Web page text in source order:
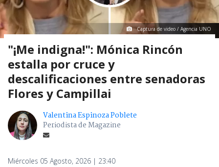
Captura de video / Agencia UNO
"¡Me indigna!": Mónica Rincón
estalla por cruce y
descalificaciones entre senadoras
Flores y Campillai
Valentina Espinoza Poblete
Periodista de Magazine
Miércoles 05 Agosto, 2026 | 23:40